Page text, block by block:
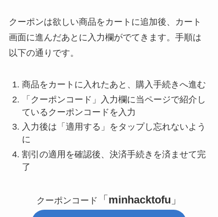
クーポンは欲しい商品をカートに追加後、カート
画面に進んだあとに入力欄がでてきます。手順は
以下の通りです。
商品をカートに入れたあと、購入手続きへ進む
「クーポンコード」入力欄に当ページで紹介し
ているクーポンコードを入力
入力後は「適用する」をタップし忘れないよう
に
割引の適用を確認後、決済手続きを済ませて完
了
クーポンコード 「 minhacktofu 」